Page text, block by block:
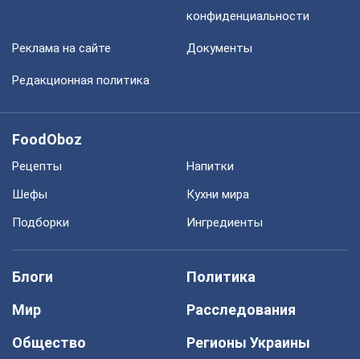
конфиденциальности
Реклама на сайте Документы
Редакционная политика
FoodOboz
Рецепты
Напитки
Шефы
Кухни мира
Подборки
Ингредиенты
Блоги
Политика
Мир
Расследования
Общество
Регионы Украины